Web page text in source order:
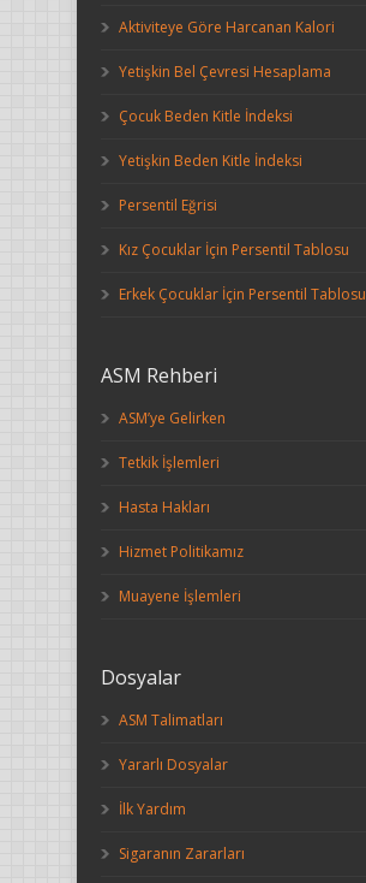
Aktiviteye Göre Harcanan Kalori
Yetişkin Bel Çevresi Hesaplama
Çocuk Beden Kitle İndeksi
Yetişkin Beden Kitle İndeksi
Persentil Eğrisi
Kız Çocuklar İçin Persentil Tablosu
Erkek Çocuklar İçin Persentil Tablosu
ASM Rehberi
ASM’ye Gelirken
Tetkik İşlemleri
Hasta Hakları
Hizmet Politikamız
Muayene İşlemleri
Dosyalar
ASM Talimatları
Yararlı Dosyalar
İlk Yardım
Sigaranın Zararları